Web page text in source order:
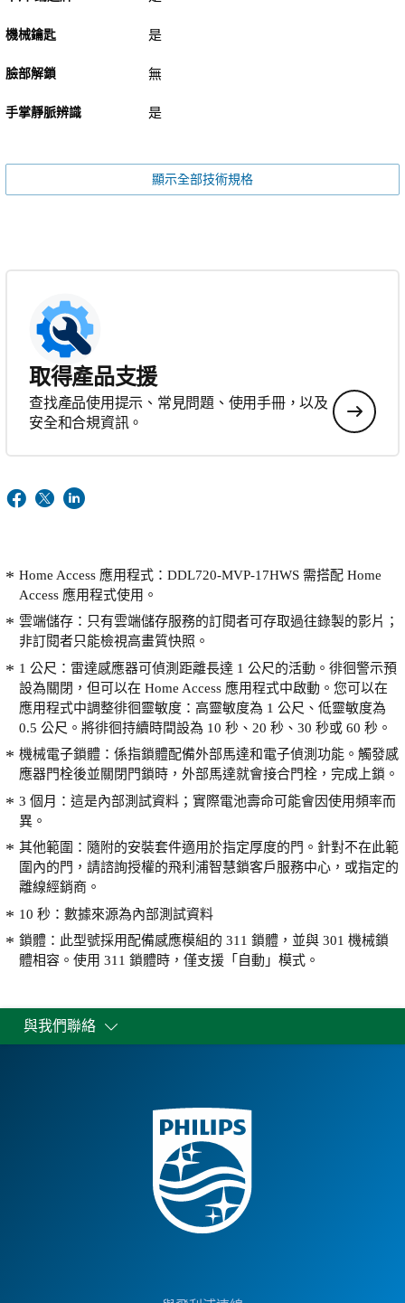
機械鑰匙 是
臉部解鎖 無
手掌靜脈辨識 是
顯示全部技術規格
取得產品支援
查找產品使用提示、常見問題、使用手冊，以及
安全和合規資訊。
Home Access 應用程式：DDL720-MVP-17HWS 需搭配 Home
Access 應用程式使用。
雲端儲存：只有雲端儲存服務的訂閱者可存取過往錄製的影片；
非訂閱者只能檢視高畫質快照。
1 公尺：雷達感應器可偵測距離長達 1 公尺的活動。徘徊警示預
設為關閉，但可以在 Home Access 應用程式中啟動。您可以在
應用程式中調整徘徊靈敏度：高靈敏度為 1 公尺、低靈敏度為
0.5 公尺。將徘徊持續時間設為 10 秒、20 秒、30 秒或 60 秒。
機械電子鎖體：係指鎖體配備外部馬達和電子偵測功能。觸發感
應器門栓後並關閉門鎖時，外部馬達就會接合門栓，完成上鎖。
3 個月：這是內部測試資料；實際電池壽命可能會因使用頻率而
異。
其他範圍：隨附的安裝套件適用於指定厚度的門。針對不在此範
圍內的門，請諮詢授權的飛利浦智慧鎖客戶服務中心，或指定的
離線經銷商。
10 秒：數據來源為內部測試資料
鎖體：此型號採用配備感應模組的 311 鎖體，並與 301 機械鎖
體相容。使用 311 鎖體時，僅支援「自動」模式。
與我們聯絡